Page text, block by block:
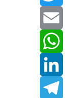
a
c
b
T
wE
m
a
W
h